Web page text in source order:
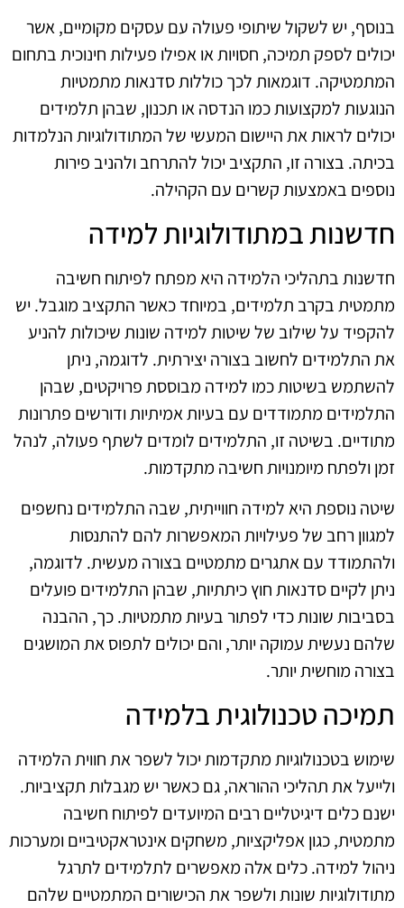
בנוסף, יש לשקול שיתופי פעולה עם עסקים מקומיים, אשר
יכולים לספק תמיכה, חסויות או אפילו פעילות חינוכית בתחום
המתמטיקה. דוגמאות לכך כוללות סדנאות מתמטיות
הנוגעות למקצועות כמו הנדסה או תכנון, שבהן תלמידים
יכולים לראות את היישום המעשי של המתודולוגיות הנלמדות
בכיתה. בצורה זו, התקציב יכול להתרחב ולהניב פירות
נוספים באמצעות קשרים עם הקהילה.
חדשנות במתודולוגיות למידה
חדשנות בתהליכי הלמידה היא מפתח לפיתוח חשיבה
מתמטית בקרב תלמידים, במיוחד כאשר התקציב מוגבל. יש
להקפיד על שילוב של שיטות למידה שונות שיכולות להניע
את התלמידים לחשוב בצורה יצירתית. לדוגמה, ניתן
להשתמש בשיטות כמו למידה מבוססת פרויקטים, שבהן
התלמידים מתמודדים עם בעיות אמיתיות ודורשים פתרונות
מתודיים. בשיטה זו, התלמידים לומדים לשתף פעולה, לנהל
זמן ולפתח מיומנויות חשיבה מתקדמות.
שיטה נוספת היא למידה חווייתית, שבה התלמידים נחשפים
למגוון רחב של פעילויות המאפשרות להם להתנסות
ולהתמודד עם אתגרים מתמטיים בצורה מעשית. לדוגמה,
ניתן לקיים סדנאות חוץ כיתתיות, שבהן התלמידים פועלים
בסביבות שונות כדי לפתור בעיות מתמטיות. כך, ההבנה
שלהם נעשית עמוקה יותר, והם יכולים לתפוס את המושגים
בצורה מוחשית יותר.
תמיכה טכנולוגית בלמידה
שימוש בטכנולוגיות מתקדמות יכול לשפר את חווית הלמידה
ולייעל את תהליכי ההוראה, גם כאשר יש מגבלות תקציביות.
ישנם כלים דיגיטליים רבים המיועדים לפיתוח חשיבה
מתמטית, כגון אפליקציות, משחקים אינטראקטיביים ומערכות
ניהול למידה. כלים אלה מאפשרים לתלמידים לתרגל
מתודולוגיות שונות ולשפר את הכישורים המתמטיים שלהם